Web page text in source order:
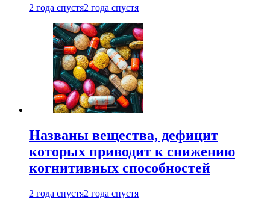
2 года спустя2 года спустя
Названы вещества, дефицит
которых приводит к снижению
когнитивных способностей
2 года спустя2 года спустя